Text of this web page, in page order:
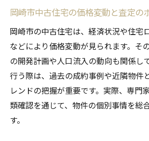
注文住宅を建てるなら岡崎市の査
不動産査定が示す注文住宅
住宅価格に影響する査定ポ
説
注文住宅と建売住宅の査定
較
補助金や資産価値を意識し
岡崎市中古住宅の価格変動と査定の
岡崎市の中古住宅は、経済状況や住宅
などにより価格変動が見られます。そ
の開発計画や人口流入の動向も関係し
行う際は、過去の成約事例や近隣物件
レンドの把握が重要です。実際、専門
類確認を通じて、物件の個別事情を総
す。